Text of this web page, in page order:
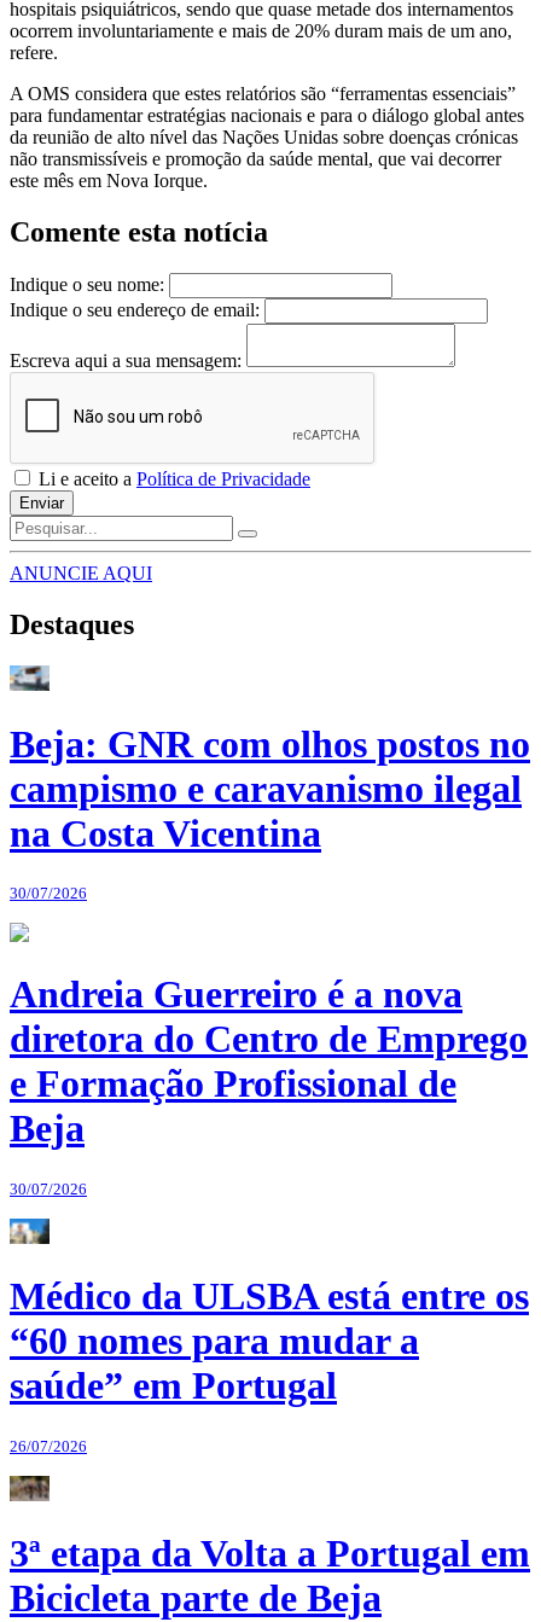
hospitais psiquiátricos, sendo que quase metade dos internamentos
ocorrem involuntariamente e mais de 20% duram mais de um ano,
refere.
A OMS considera que estes relatórios são “ferramentas essenciais”
para fundamentar estratégias nacionais e para o diálogo global antes
da reunião de alto nível das Nações Unidas sobre doenças crónicas
não transmissíveis e promoção da saúde mental, que vai decorrer
este mês em Nova Iorque.
Comente esta notícia
Indique o seu nome:
Indique o seu endereço de email:
Escreva aqui a sua mensagem:
Li e aceito a Política de Privacidade
Enviar
ANUNCIE AQUI
Destaques
Beja: GNR com olhos postos no
campismo e caravanismo ilegal
na Costa Vicentina
30/07/2026
Andreia Guerreiro é a nova
diretora do Centro de Emprego
e Formação Profissional de
Beja
30/07/2026
Médico da ULSBA está entre os
“60 nomes para mudar a
saúde” em Portugal
26/07/2026
3ª etapa da Volta a Portugal em
Bicicleta parte de Beja